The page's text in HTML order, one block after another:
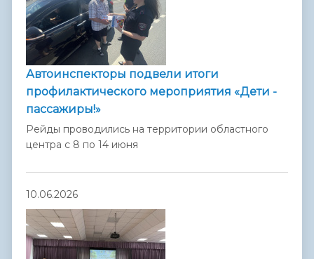
Автоинспекторы подвели итоги
профилактического мероприятия «Дети -
пассажиры!»
Рейды проводились на территории областного
центра с 8 по 14 июня
10.06.2026